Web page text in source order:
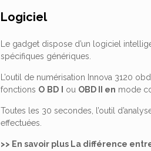
Logiciel
Le gadget dispose d’un logiciel
spécifiques génériques.
L’outil de numérisation Innova 3120
fonctions O BD ou OBD II en mode
Toutes les 30 secondes, l’outil
effectuées.
>> En savoir plus La différence